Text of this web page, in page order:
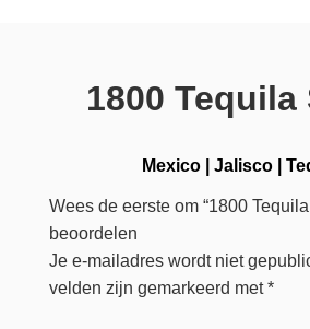
1800 Tequila
Mexico |Jalisco |
Wees de eerste om “1800
beoordelen
Je e-mailadres wordt niet
velden zijn gemarkeerd met*